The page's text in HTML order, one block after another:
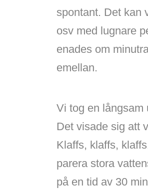
spontant. Det kan
osv med lugnare
enades om
emellan.
Vi tog en långsam
Det visade sig att
Klaffs, klaffs,
parera stora
på en tid av 30